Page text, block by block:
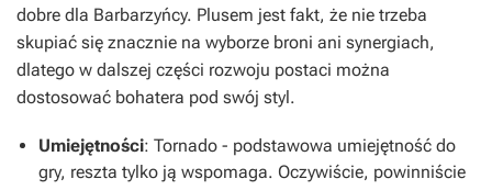
dobre dla Barbarzyńcy. Plusem jest fakt, że nie trzeba
skupiać się znacznie na wyborze broni ani synergiach,
dlatego w dalszej części rozwoju postaci można
dostosować bohatera pod swój styl.
Umiejętności: Tornado - podstawowa umiejętność do
gry, reszta tylko ją wspomaga. Oczywiście, powinniście